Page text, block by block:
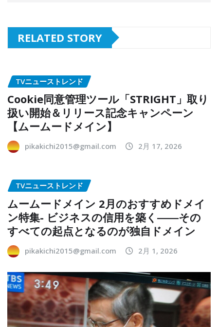
RELATED STORY
TVニューストレンド
Cookie同意管理ツール「STRIGHT」取り
扱い開始＆リリース記念キャンペーン
【ムームードメイン】
pikakichi2015@gmail.com 2月 17, 2026
TVニューストレンド
ムームードメイン 2月のおすすめドメイ
ン特集- ビジネスの信用を築く――その
すべての起点となるのが独自ドメイン
pikakichi2015@gmail.com 2月 1, 2026